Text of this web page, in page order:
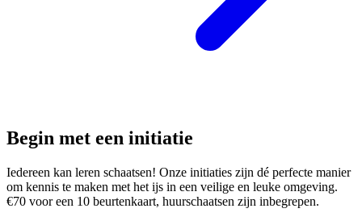
Begin met een initiatie
Iedereen kan leren schaatsen! Onze initiaties zijn dé perfecte manier
om kennis te maken met het ijs in een veilige en leuke omgeving.
€70 voor een 10 beurtenkaart, huurschaatsen zijn inbegrepen.